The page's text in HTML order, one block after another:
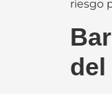
riesgo
del